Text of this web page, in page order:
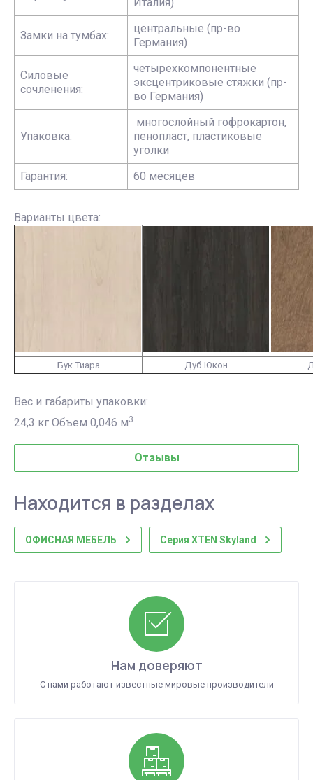
Италия)
Замки на тумбах:
центральные (пр-во
Германия)
Силовые
сочленения:
четырехкомпонентные
эксцентриковые стяжки (пр-
во Германия)
Упаковка:
многослойный гофрокартон,
пенопласт, пластиковые
уголки
Гарантия:
60 месяцев
Варианты цвета:
Бук Тиара Дуб Юкон
Вес и габариты упаковки:
24,3 кг Объем 0,046 м3
Отзывы
Находится в разделах
ОФИСНАЯ МЕБЕЛЬ Серия XTEN Skyland
Нам доверяют
С нами работают известные мировые производители